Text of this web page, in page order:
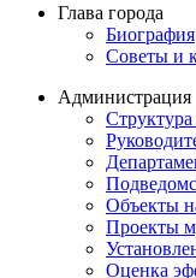
Глава города
Биография
Советы и
Администрация
Объекты
Проекты
Оценка